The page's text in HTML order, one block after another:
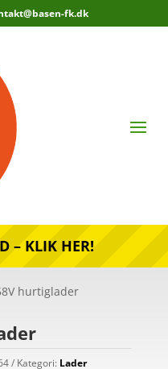
fk.dk
– KLIK HER!
hurtiglader
Kategori: Lader